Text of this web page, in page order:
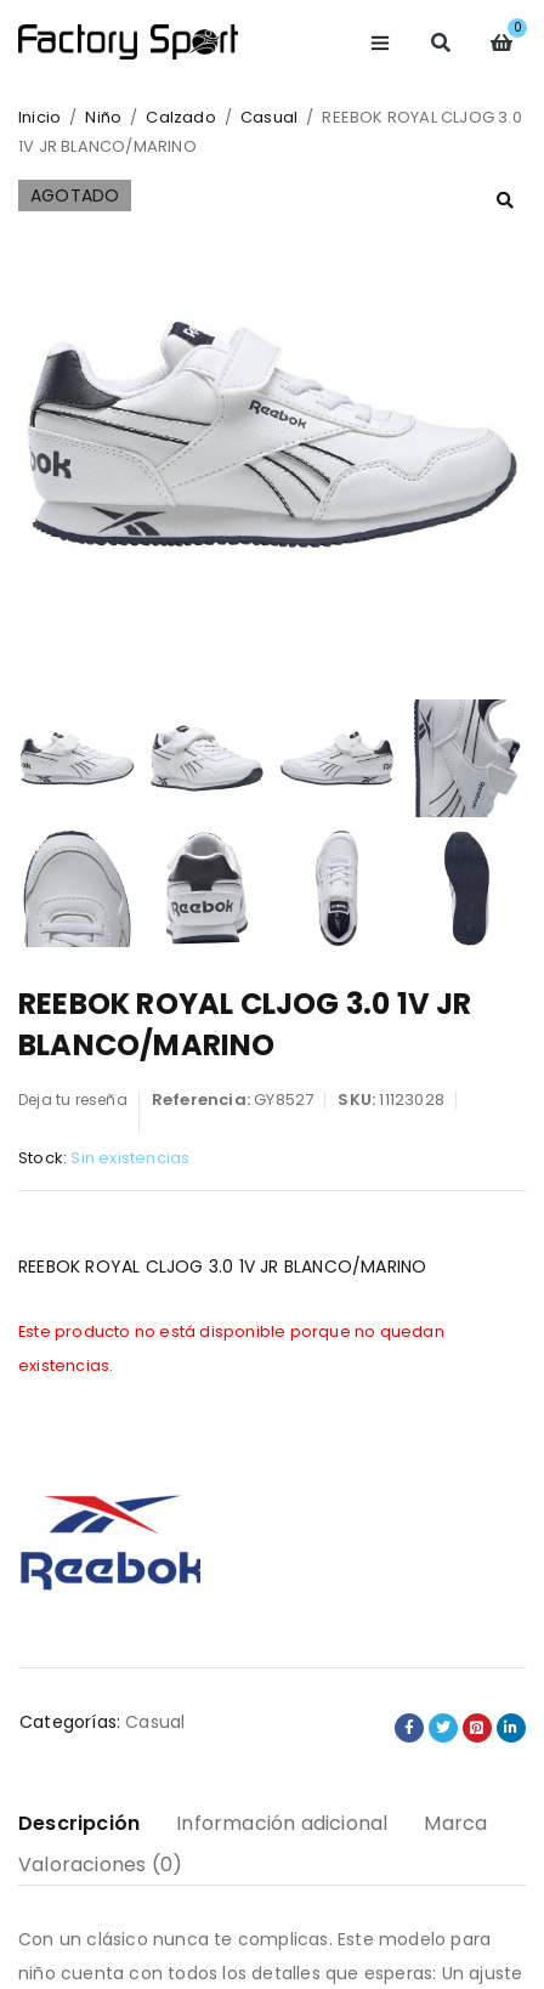
0
Inicio / Niño / Calzado / Casual / REEBOK ROYAL CLJOG 3.0
1V JR BLANCO/MARINO
AGOTADO
REEBOK ROYAL CLJOG 3.0 1V JR
BLANCO/MARINO
Deja tu reseña Referencia: GY8527 SKU:11123028
Stock: Sin existencias
REEBOK ROYAL CLJOG 3.0 1V JR BLANCO/MARINO
Este producto no está disponible porque no quedan
existencias.
Categorías: Casual
Descripción Información adicional
Marca
Valoraciones (0)
Con un clásico nunca te complicas. Este modelo para
niño cuenta con todos los detalles que esperas: Un ajuste